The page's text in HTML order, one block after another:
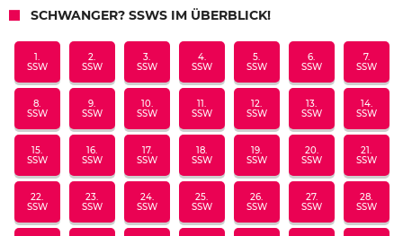
SCHWANGER? SSWS IM ÜBERBLICK!
1.
SSW
2.
SSW
3.
SSW
4.
SSW
5.
SSW
6.
SSW
7.
SSW
8.
SSW
9.
SSW
10.
SSW
11.
SSW
12.
SSW
13.
SSW
14.
SSW
15.
SSW
16.
SSW
17.
SSW
18.
SSW
19.
SSW
20.
SSW
21.
SSW
22.
SSW
23.
SSW
24.
SSW
25.
SSW
26.
SSW
27.
SSW
28.
SSW